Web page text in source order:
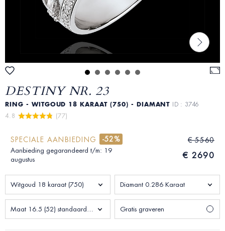
DESTINY NR. 23
RING - WITGOUD 18 KARAAT (750) - DIAMANT ID : 3746
4.8
(77)
SPECIALE AANBIEDING -52%
Aanbieding gegarandeerd t/m: 19
augustus
€ 5560
€ 2690
Witgoud 18 karaat (750) Diamant 0.286 Karaat
Maat 16.5 (52) standaard Vrouw Gratis graveren